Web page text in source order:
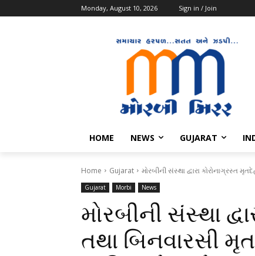
Monday, August 10, 2026 Sign in / Join
HOME NEWS GUJARAT
Home Gujarat મોરબીની સંસ્થા દ્વારા કોરોનાગ્રસ્ત
Gujarat Morbi News
મોરબીની સંસ્થા
તથા બિનવારસી